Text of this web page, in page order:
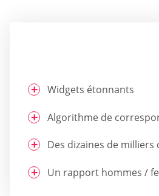
Widgets étonnants
Algorithme de
Des dizaines de
Un rapport hommes /